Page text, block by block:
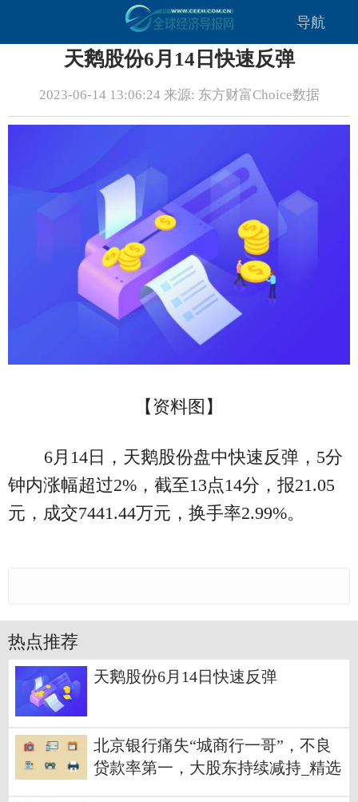
导航
天鹅股份6月14日快速反弹
2023-06-14 13:06:24 来源: 东方财富Choice数据
【资料图】
6月14日，天鹅股份盘中快速反弹，5分
钟内涨幅超过2%，截至13点14分，报21.05
元，成交7441.44万元，换手率2.99%。
热点推荐
天鹅股份6月14日快速反弹
北京银行痛失“城商行一哥”，不良
贷款率第一，大股东持续减持_精选